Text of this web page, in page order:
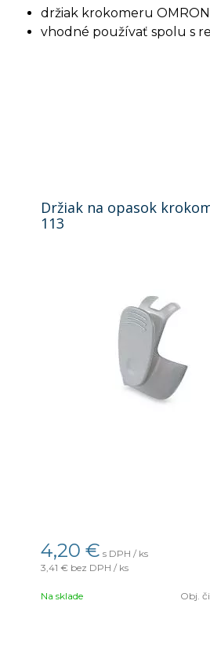
držiak krokomeru
vhodné používať spolu s
Držiak na opasok
113
4,20 € s DPH / ks
3,41 € bez DPH / ks
Na sklade Obj.